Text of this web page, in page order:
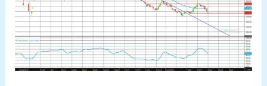
gerät
stark
unter
Druck